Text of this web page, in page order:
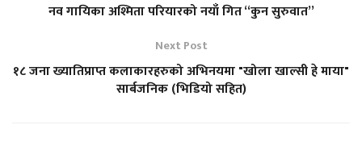
नव गायिका अश्मिता परियारको नयाँ गित “कुन सुरुवात”
Next Post
१८ जना ख्यातिप्राप्त कलाकारहरुको अभिनयमा "खोला खाल्सी हे माया"
सार्बजनिक (भिडियो सहित)